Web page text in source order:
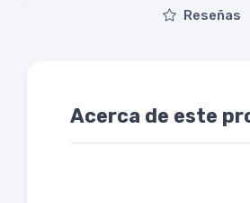
Reseñas
Acerca de este